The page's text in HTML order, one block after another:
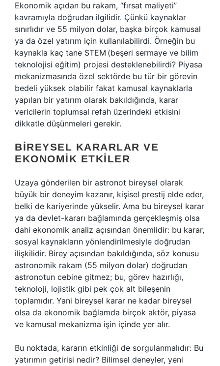
Ekonomik açıdan bu rakam, “fırsat maliyeti”
kavramıyla doğrudan ilgilidir. Çünkü kaynaklar
sınırlıdır ve 55 milyon dolar, başka birçok kamusal
ya da özel yatırım için kullanılabilirdi. Örneğin bu
kaynakla kaç tane STEM (beşeri sermaye ve bilim
teknolojisi eğitim) projesi desteklenebilirdi? Piyasa
mekanizmasında özel sektörde bu tür bir görevin
bedeli yüksek olabilir fakat kamusal kaynaklarla
yapılan bir yatırım olarak bakıldığında, karar
vericilerin toplumsal refah üzerindeki etkisini
dikkatle düşünmeleri gerekir.
BIREYSEL KARARLAR VE
EKONOMIK ETKILER
Uzaya gönderilen bir astronot bireysel olarak
büyük bir deneyim kazanır, kişisel prestij elde eder,
belki de kariyerinde yükselir. Ama bu bireysel karar
ya da devlet-kararı bağlamında gerçekleşmiş olsa
dahi ekonomik analiz açısından önemlidir: bu karar,
sosyal kaynakların yönlendirilmesiyle doğrudan
ilişkilidir. Birey açısından bakıldığında, söz konusu
astronomik rakam (55 milyon dolar) doğrudan
astronotun cebine gitmez; bu, görev hazırlığı,
teknoloji, lojistik gibi pek çok alt bileşenin
toplamıdır. Yani bireysel karar ne kadar bireysel
olsa da ekonomik bağlamda birçok aktör, piyasa
ve kamusal mekanizma işin içinde yer alır.
Bu noktada, kararın etkinliği de sorgulanmalıdır: Bu
yatırımın getirisi nedir? Bilimsel deneyler, yeni